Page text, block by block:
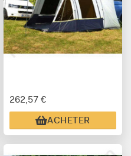
262,57 €
ACHETER